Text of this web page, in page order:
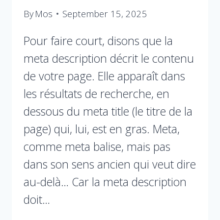
By Mos September 15, 2025
Pour faire court, disons que la
meta description décrit le contenu
de votre page. Elle apparaît dans
les résultats de recherche, en
dessous du meta title (le titre de la
page) qui, lui, est en gras. Meta,
comme meta balise, mais pas
dans son sens ancien qui veut dire
au-delà… Car la meta description
doit…